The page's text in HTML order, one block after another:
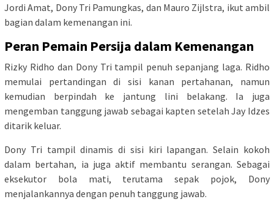
Jordi Amat, Dony Tri Pamungkas, dan Mauro Zijlstra, ikut ambil
bagian dalam kemenangan ini.
Peran Pemain Persija dalam Kemenangan
Rizky Ridho dan Dony Tri tampil penuh sepanjang laga. Ridho
memulai pertandingan di sisi kanan pertahanan, namun
kemudian berpindah ke jantung lini belakang. Ia juga
mengemban tanggung jawab sebagai kapten setelah Jay Idzes
ditarik keluar.
Dony Tri tampil dinamis di sisi kiri lapangan. Selain kokoh
dalam bertahan, ia juga aktif membantu serangan. Sebagai
eksekutor bola mati, terutama sepak pojok, Dony
menjalankannya dengan penuh tanggung jawab.